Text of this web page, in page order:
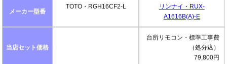
メーカー型番
TOTO・RGH16CF2-L
リンナイ・RUX-
A1616B(A)-E
当店セット価格
台所リモコン・標準工事費
（処分込）
79,800円